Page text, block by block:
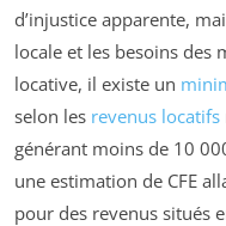
d’injustice apparente,
locale et les besoins des
locative, il existe un
selon les revenus locatifs
générant moins de 10
une estimation de CFE
pour des revenus situés